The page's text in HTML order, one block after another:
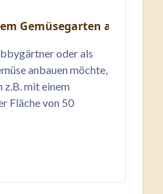
Gemüsegarten anfangen
oder als
anbauen möchte,
z.B. mit einem
Fläche von 50